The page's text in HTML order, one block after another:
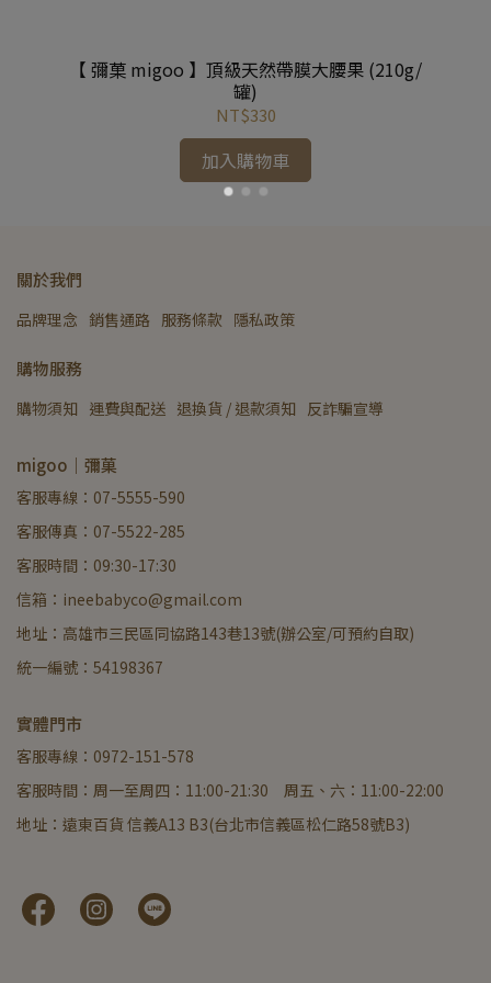
【 彌菓 migoo 】頂級天然帶膜大腰果 (210g/
罐)
NT$330
加入購物車
關於我們
品牌理念 銷售通路 服務條款 隱私政策
購物服務
購物須知 運費與配送 退換貨 / 退款須知 反詐騙宣導
migoo｜彌菓
客服專線：07-5555-590
客服傳真：07-5522-285
客服時間：09:30-17:30
信箱：ineebabyco@gmail.com
地址：高雄市三民區同協路143巷13號(辦公室/可預約自取)
統一編號：54198367
實體門市
客服專線：0972-151-578
客服時間：周一至周四：11:00-21:30 周五、六：11:00-22:00
地址：遠東百貨 信義A13 B3(台北市信義區松仁路58號B3)